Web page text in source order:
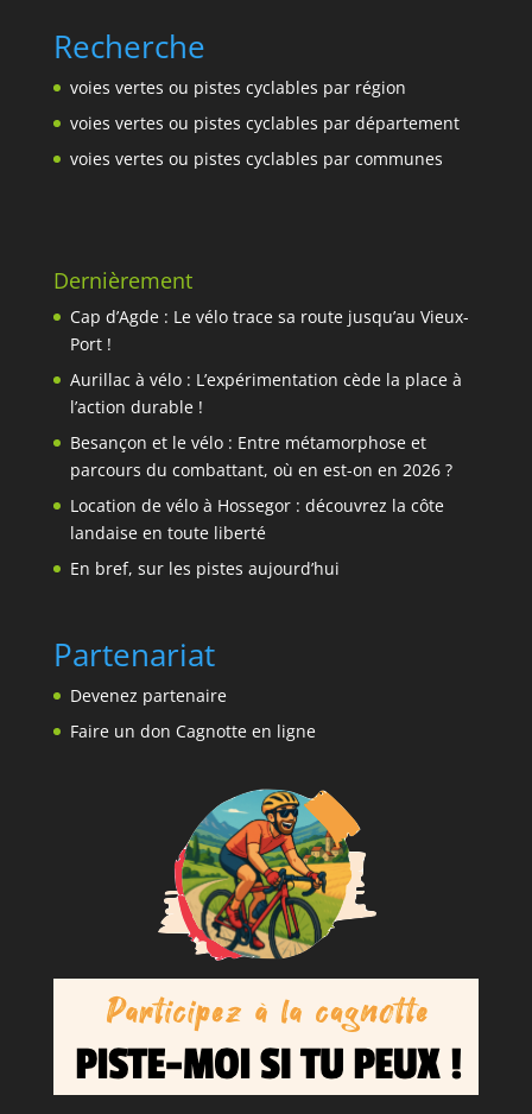
Recherche
voies vertes ou pistes cyclables par région
voies vertes ou pistes cyclables par département
voies vertes ou pistes cyclables par communes
Dernièrement
Cap d’Agde : Le vélo trace sa route jusqu’au Vieux-
Port !
Aurillac à vélo : L’expérimentation cède la place à
l’action durable !
Besançon et le vélo : Entre métamorphose et
parcours du combattant, où en est-on en 2026 ?
Location de vélo à Hossegor : découvrez la côte
landaise en toute liberté
En bref, sur les pistes aujourd’hui
Partenariat
Devenez partenaire
Faire un don Cagnotte en ligne